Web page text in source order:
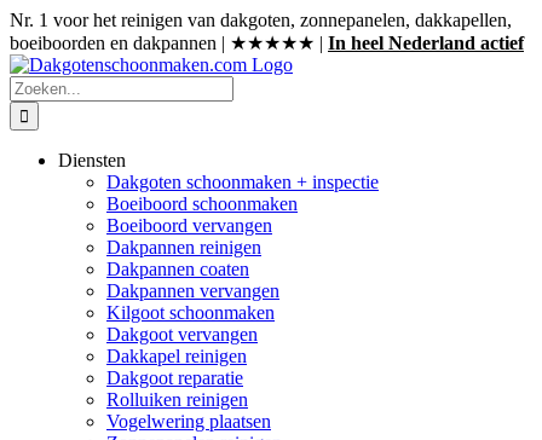
Ga
naar
inhoud
Nr. 1 voor het reinigen van dakgoten, zonnepanelen, dakkapellen,
boeiboorden en dakpannen | ★★★★★ | In heel Nederland actief
Zoeken
naar:
Diensten
Dakgoten schoonmaken + inspectie
Boeiboord schoonmaken
Boeiboord vervangen
Dakpannen reinigen
Dakpannen coaten
Dakpannen vervangen
Kilgoot schoonmaken
Dakgoot vervangen
Dakkapel reinigen
Dakgoot reparatie
Rolluiken reinigen
Vogelwering plaatsen